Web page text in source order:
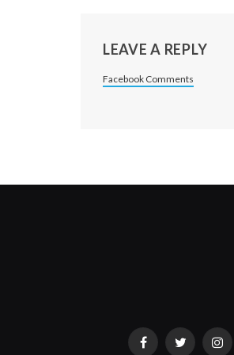
LEAVE A REPLY
Facebook Comments
FacebookTwitter